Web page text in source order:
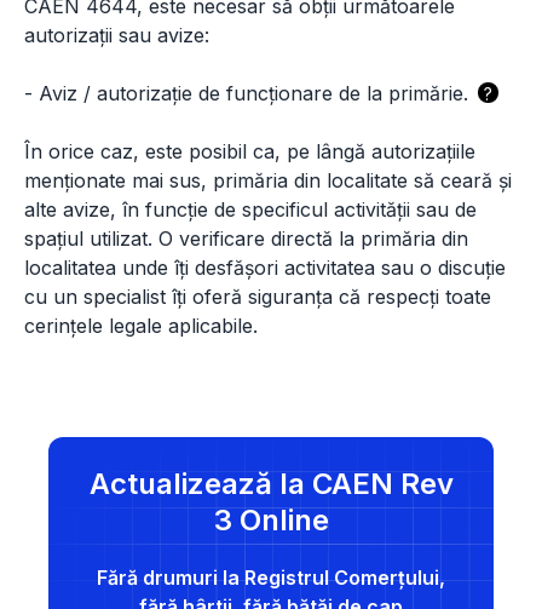
CAEN 4644, este necesar să obții următoarele
autorizații sau avize:
- Aviz / autorizație de funcționare de la primărie. ?
În orice caz, este posibil ca, pe lângă autorizațiile
menționate mai sus, primăria din localitate să ceară și
alte avize, în funcție de specificul activității sau de
spațiul utilizat. O verificare directă la primăria din
localitatea unde îți desfășori activitatea sau o discuție
cu un specialist îți oferă siguranța că respecți toate
cerințele legale aplicabile.
Actualizează la CAEN Rev
3 Online
Fără drumuri la Registrul Comerțului,